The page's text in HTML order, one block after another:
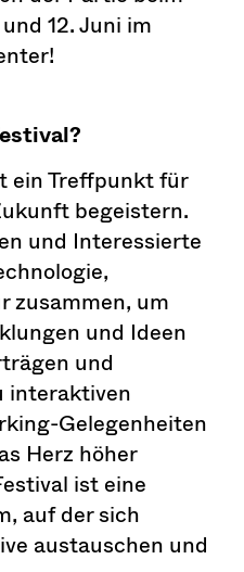
12. Juni im
ein Treffpunkt für
begeistern.
und Interessierte
zusammen, um
und Ideen
und
interaktiven
Gelegenheiten
Herz höher
ist eine
auf der sich
austauschen und